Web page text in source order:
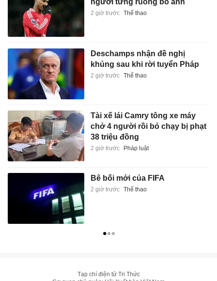
người từng ruồng bỏ anh
2 giờ trước Thể thao
Deschamps nhận đề nghị
khủng sau khi rời tuyển Pháp
2 giờ trước Thể thao
Tài xế lái Camry tông xe máy
chở 4 người rồi bỏ chạy bị phạt
38 triệu đồng
2 giờ trước Pháp luật
Bê bối mới của FIFA
2 giờ trước Thể thao
Tạp chí điện tử Tri Thức